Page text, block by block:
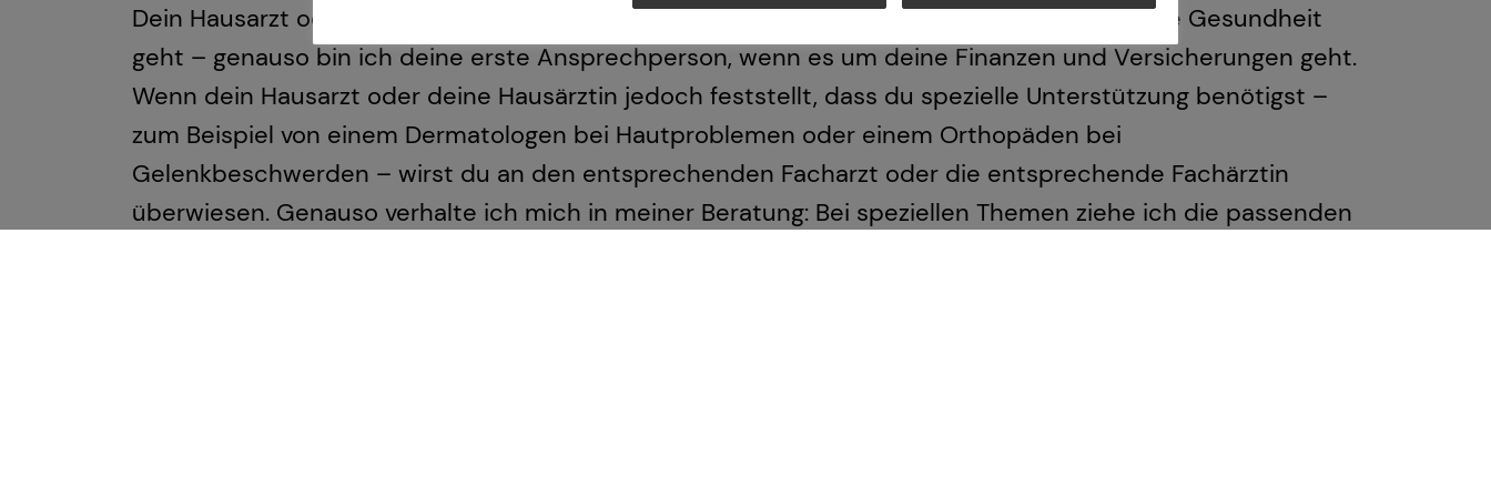
Dein Hausarzt oder deine Hausärztin ist die erste Anlaufstelle, wenn es um deine allgemeine Gesundheit
geht – genauso bin ich deine erste Ansprechperson, wenn es um deine Finanzen und Versicherungen geht.
Wenn dein Hausarzt oder deine Hausärztin jedoch feststellt, dass du spezielle Unterstützung benötigst –
zum Beispiel von einem Dermatologen bei Hautproblemen oder einem Orthopäden bei
Gelenkbeschwerden – wirst du an den entsprechenden Facharzt oder die entsprechende Fachärztin
überwiesen. Genauso verhalte ich mich in meiner Beratung: Bei speziellen Themen ziehe ich die passenden